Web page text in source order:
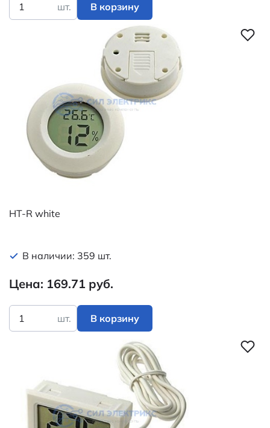
шт. В корзину
HT-R white
В наличии: 359 шт.
Цена: 169.71 руб.
шт. В корзину